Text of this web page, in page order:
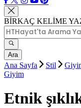
BİRKAÇ KELİME
Ara
Ana Sayfa Stil
Giyim
Etnik